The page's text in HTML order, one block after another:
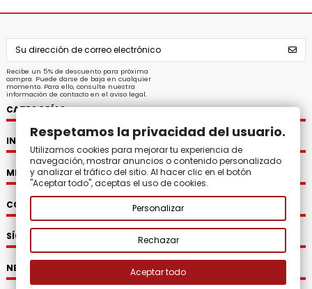
Recibe un 5% de descuento para próxima
compra. Puede darse de baja en cualquier
momento. Para ello, consulte nuestra
información de contacto en el aviso legal.
CATEGORÍAS
INFORMACIÓN
MI CUENTA
CONTACTO
SÍGUENOS
NEWSLETTER
Respetamos la privacidad del usuario.
Utilizamos cookies para mejorar tu experiencia de
navegación, mostrar anuncios o contenido personalizado
y analizar el tráfico del sitio. Al hacer clic en el botón
"Aceptar todo", aceptas el uso de cookies.
Personalizar
Rechazar
Aceptar todo